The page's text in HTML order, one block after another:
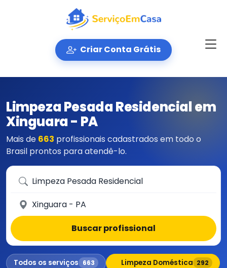
Criar Conta Grátis
Limpeza Pesada Residencial em
Xinguara - PA
Mais de 663 profissionais cadastrados em todo o
Brasil prontos para atendê-lo.
Que serviço você precisa?
Em qual cidade?
Buscar profissional
Todos os serviços 663 Limpeza Doméstica 292